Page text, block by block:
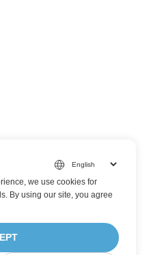
we use cookies for
By using our site, you agree